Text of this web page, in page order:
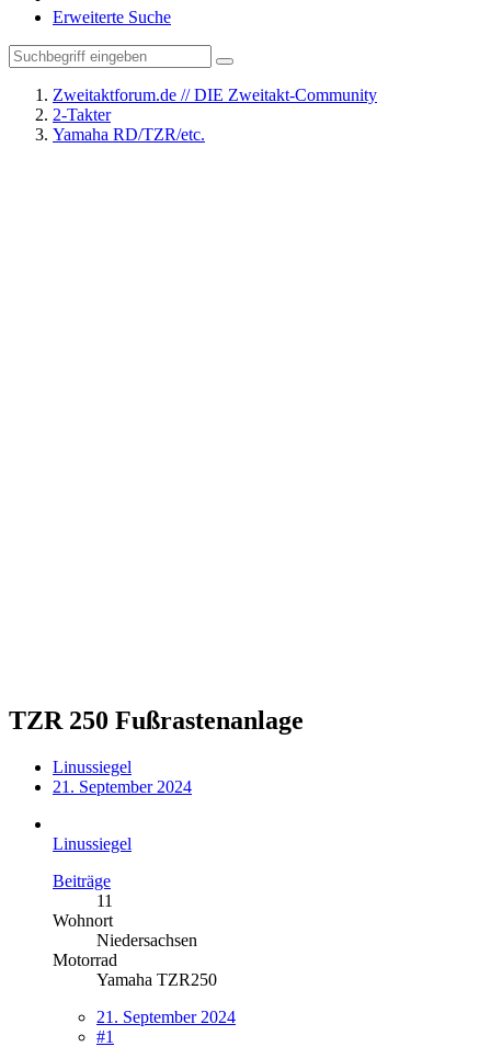
Erweiterte Suche
Zweitaktforum.de // DIE Zweitakt-Community
2-Takter
Yamaha RD/TZR/etc.
TZR 250 Fußrastenanlage
Linussiegel
21. September 2024
Linussiegel
Beiträge
11
Wohnort
Niedersachsen
Motorrad
Yamaha TZR250
21. September 2024
#1